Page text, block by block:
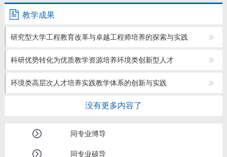
学生信息
我的相册
教师博客
教学成果
研究型大学工程教育改革与卓越工程师培养的探索与实践
科研优势转化为优质教学资源培养环境类创新型人才
环境类高层次人才培养实践教学体系的创新与实践
没有更多内容了
同专业博导
同专业硕导